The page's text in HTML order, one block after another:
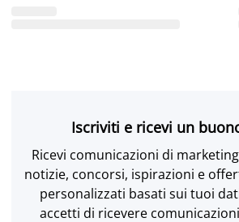
Iscriviti e ricevi un
Ricevi comunicazioni di marketing
notizie, concorsi, ispirazioni e
personalizzati basati sui tuoi
accetti di ricevere